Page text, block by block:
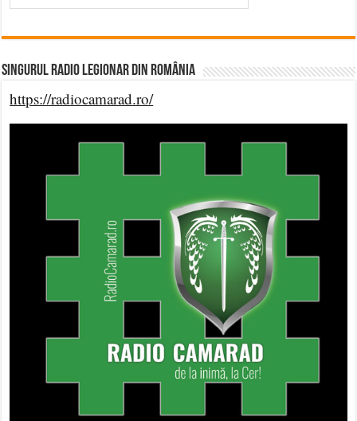
Singurul Radio Legionar din România
https://radiocamarad.ro/